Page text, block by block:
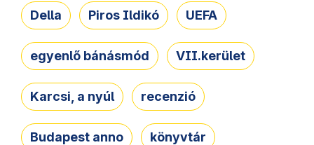
Della Piros Ildikó UEFA
egyenlő bánásmód VII.kerület
Karcsi, a nyúl recenzió
Budapest anno könyvtár